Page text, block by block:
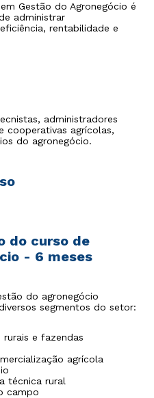
Gestão do Agronegócio é
administrar
rentabilidade e
administradores
cooperativas agrícolas,
do agronegócio.
do curso de
- 6 meses
do agronegócio
segmentos do setor:
e fazendas
agrícola
técnica rural
campo